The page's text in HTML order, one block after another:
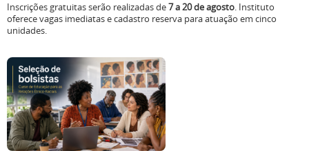
Inscrições gratuitas serão realizadas de7 a 20 de agosto. Instituto
oferece vagas imediatas e cadastro reserva para atuação em cinco
unidades.